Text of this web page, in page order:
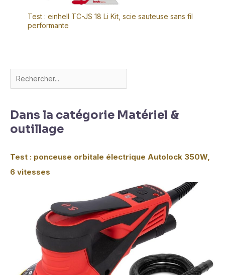
Test : einhell TC-JS 18 Li Kit, scie sauteuse sans fil
performante
Dans la catégorie Matériel &
outillage
Test : ponceuse orbitale électrique Autolock 350W,
6 vitesses